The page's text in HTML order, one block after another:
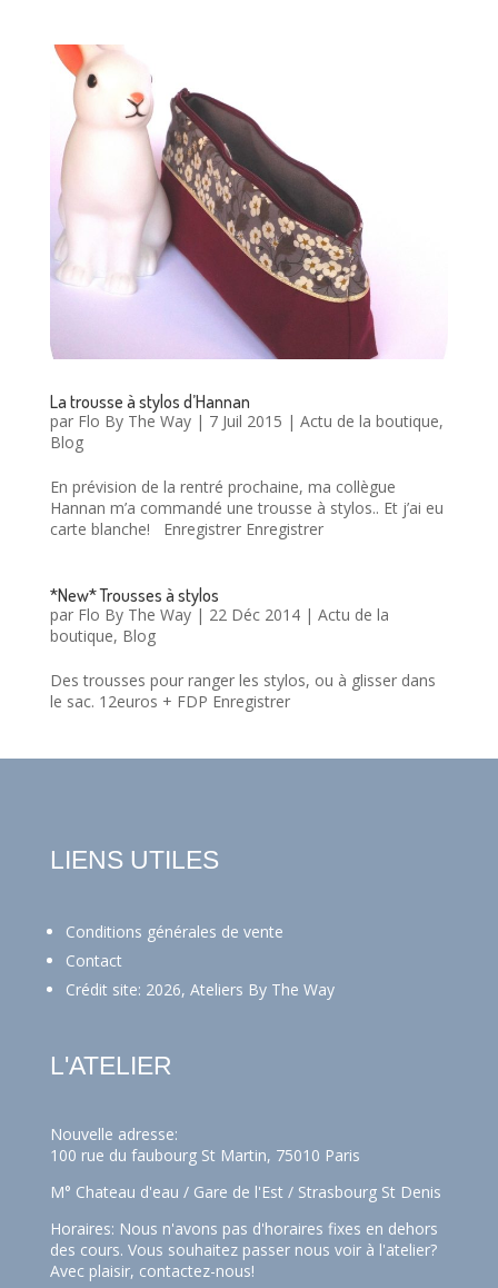
La trousse à stylos d’Hannan
par Flo By The Way| 7 Juil 2015 | Actu de la boutique,
Blog
En prévision de la rentré prochaine, ma collègue
Hannan m’a commandé une trousse à stylos.. Et j’ai eu
carte blanche! Enregistrer Enregistrer
*New* Trousses à stylos
par Flo By The Way| 22 Déc 2014| Actu de la
boutique, Blog
Des trousses pour ranger les stylos, ou à glisser dans
le sac. 12euros + FDP Enregistrer
LIENS UTILES
Conditions générales de vente
Contact
Crédit site: 2026, Ateliers By The Way
L'ATELIER
Nouvelle adresse:
100 rue du faubourg St Martin, 75010 Paris
M° Chateau d'eau / Gare de l'Est / Strasbourg St Denis
Horaires: Nous n'avons pas d'horaires fixes en dehors
des cours. Vous souhaitez passer nous voir à l'atelier?
Avec plaisir, contactez-nous!